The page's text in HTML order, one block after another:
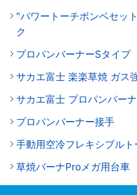
"パワートーチボンベセッ
ク
プロパンバーナーSタイプ
サカエ富士 楽楽草焼 ガス
サカエ富士 プロパンバー
プロパンバーナー接手
手動用空冷フレキシブル
草焼バーナProメガ用台車